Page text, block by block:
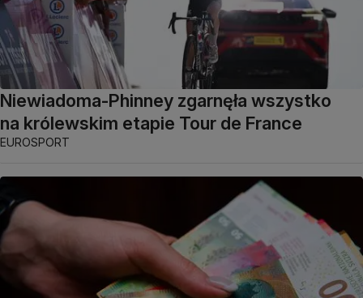
Niewiadoma-Phinney zgarnęła wszystko
na królewskim etapie Tour de France
EUROSPORT